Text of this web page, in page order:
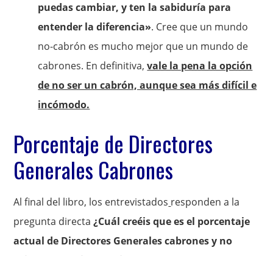
puedas cambiar, y ten la sabiduría para
entender la diferencia». Cree que un mundo
no-cabrón es mucho mejor que un mundo de
cabrones. En definitiva,vale la pena la opción
de no ser un cabrón, aunque sea más difícil e
incómodo.
Porcentaje de Directores
Generales Cabrones
Al final del libro, los entrevistados responden a la
pregunta directa¿Cuál creéis que es el porcentaje
actual de Directores Generales cabrones y no